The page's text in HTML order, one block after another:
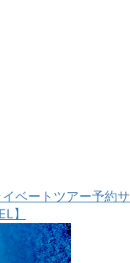
ベートツアー予約サ
】